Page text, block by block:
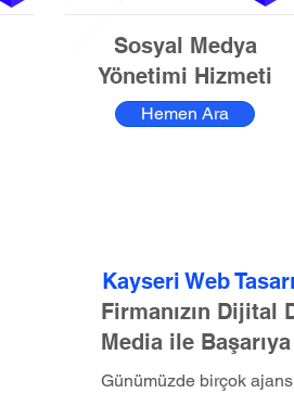
Sosyal Medya
Yönetimi Hizmeti
Hemen Ara
Kayseri Web
Firmanızın Dijital
Media ile
Günümüzde birçok